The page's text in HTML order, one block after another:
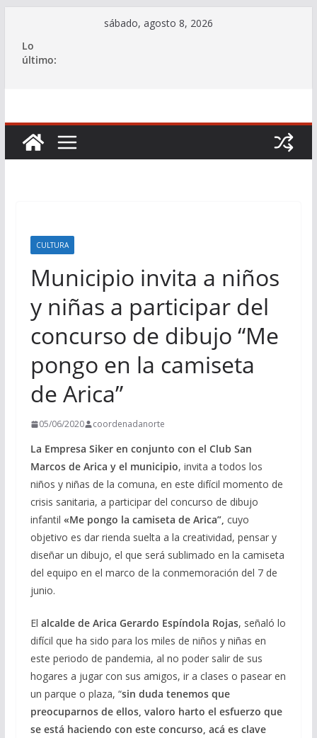
contenido
sábado, agosto 8, 2026
Lo
último:
CULTURA
Municipio invita a niños
y niñas a participar del
concurso de dibujo “Me
pongo en la camiseta
de Arica”
05/06/2020 coordenadanorte
La Empresa Siker en conjunto con el Club San
Marcos de Arica y el municipio, invita a todos los
niños y niñas de la comuna, en este difícil momento de
crisis sanitaria, a participar del concurso de dibujo
infantil «Me pongo la camiseta de Arica”, cuyo
objetivo es dar rienda suelta a la creatividad, pensar y
diseñar un dibujo, el que será sublimado en la camiseta
del equipo en el marco de la conmemoración del 7 de
junio.
El alcalde de Arica Gerardo Espíndola Rojas, señaló lo
difícil que ha sido para los miles de niños y niñas en
este periodo de pandemia, al no poder salir de sus
hogares a jugar con sus amigos, ir a clases o pasear en
un parque o plaza, “sin duda tenemos que
preocuparnos de ellos, valoro harto el esfuerzo que
se está haciendo con este concurso, acá es clave